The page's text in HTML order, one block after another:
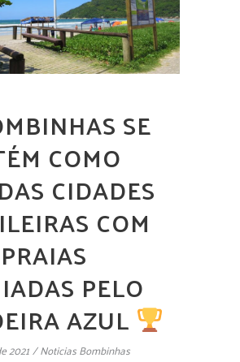
SE
COMO
CIDADES
COM
PELO
AZUL
2021 Noticias Bombinhas